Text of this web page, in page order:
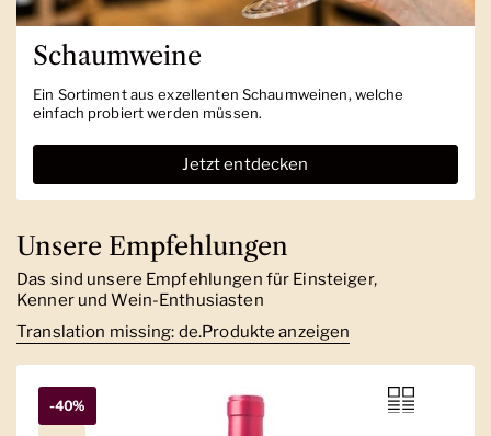
Schaumweine
Ein Sortiment aus exzellenten Schaumweinen, welche
einfach probiert werden müssen.
Jetzt entdecken
Unsere Empfehlungen
Das sind unsere Empfehlungen für Einsteiger,
Kenner und Wein-Enthusiasten
Translation missing: de.Produkte anzeigen
-40%